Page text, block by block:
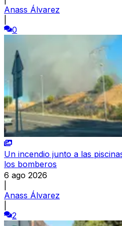
Anass Álvarez
0
Un incendio junto a las
los bomberos
6 ago 2026
Anass Álvarez
2